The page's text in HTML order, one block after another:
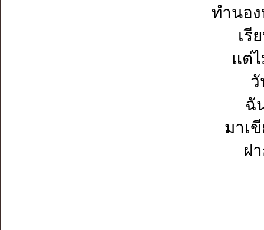
ทำนอ
เรี
แต่
ฉั
มาเ
ฝ